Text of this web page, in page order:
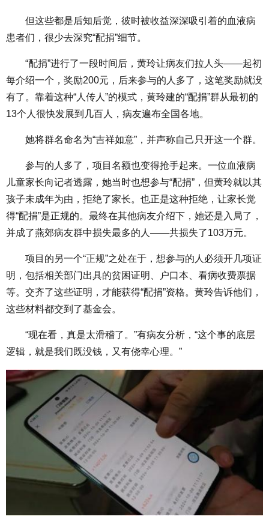
但这些都是后知后觉，彼时被收益深深吸引着的血液病
患者们，很少去深究“配捐”细节。
“配捐”进行了一段时间后，黄玲让病友们拉人头——起初
每介绍一个，奖励200元，后来参与的人多了，这笔奖励就没
有了。靠着这种“人传人”的模式，黄玲建的“配捐”群从最初的
13个人很快发展到几百人，病友遍布全国各地。
她将群名命名为“吉祥如意”，并声称自己只开这一个群。
参与的人多了，项目名额也变得抢手起来。一位血液病
儿童家长向记者透露，她当时也想参与“配捐”，但黄玲就以其
孩子未成年为由，拒绝了家长。也正是这种拒绝，让家长觉
得“配捐”是正规的。最终在其他病友介绍下，她还是入局了，
并成了燕郊病友群中损失最多的人——共损失了103万元。
项目的另一个“正规”之处在于，想参与的人必须开几项证
明，包括相关部门出具的贫困证明、户口本、看病收费票据
等。交齐了这些证明，才能获得“配捐”资格。黄玲告诉他们，
这些材料都交到了基金会。
“现在看，真是太滑稽了。”有病友分析，“这个事的底层
逻辑，就是我们既没钱，又有侥幸心理。”